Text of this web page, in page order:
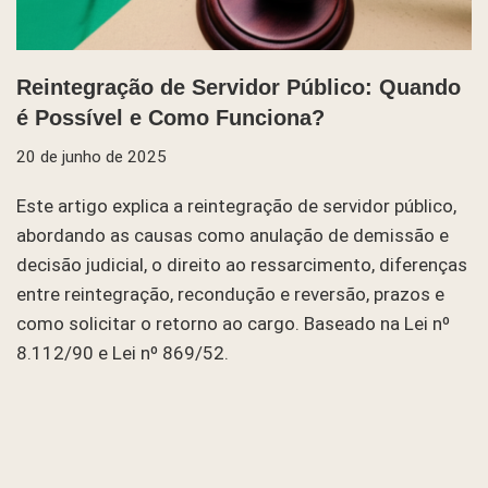
Reintegração de Servidor Público: Quando
é Possível e Como Funciona?
20 de junho de 2025
Este artigo explica a reintegração de servidor público,
abordando as causas como anulação de demissão e
decisão judicial, o direito ao ressarcimento, diferenças
entre reintegração, recondução e reversão, prazos e
como solicitar o retorno ao cargo. Baseado na Lei nº
8.112/90 e Lei nº 869/52.